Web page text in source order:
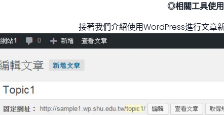
◎相關工具使
接著我們介紹使用WordPress進行文章